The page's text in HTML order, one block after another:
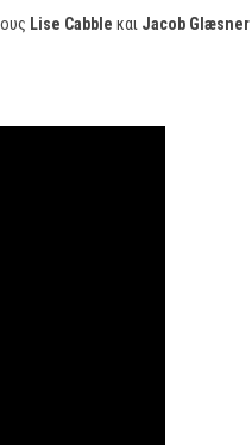
Lise Cabble και Jacob Glæsner